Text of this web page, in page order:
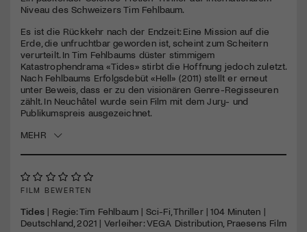
seconds
Niveau des Schweizers Tim Fehlbaum.
Es ist die Rückkehr nach der Endzeit: Eine Mission auf die
Erde, die unfruchtbar geworden ist, scheint zum Scheitern
verurteilt. In Tim Fehlbaums düster stimmigem
Katastrophendrama «Tides» stirbt die Hoffnung jedoch zuletzt.
Nach Fehlbaums Erfolgsdebüt «Hell» (2011) stellt er erneut
unter Beweis, dass er zu den visionären Genre-Regisseuren
zählt. In Neuchâtel wurde sein Film mit dem Jury- und
Publikumspreis ausgezeichnet.
MEHR
FILM BEWERTEN
Tides| Regie: Tim Fehlbaum | Sci-Fi, Thriller | 104 Minuten |
Deutschland, 2021 | Verleiher:VEGA Distribution, Praesens Film